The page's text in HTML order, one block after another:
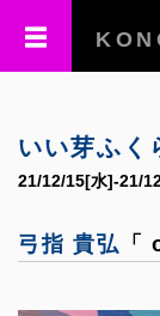
いい芽ふ
21/12/15[水]-21/
弓指 貴弘